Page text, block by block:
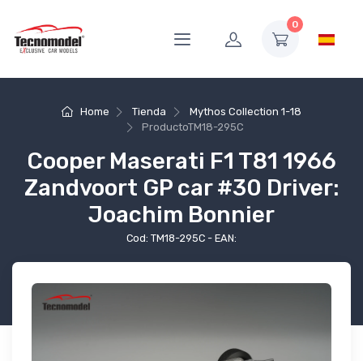
0
Home Tienda
Mythos Collection 1-18
ProductoTM18-295C
Cooper Maserati F1 T81 1966
Zandvoort GP car #30 Driver:
Joachim Bonnier
Cod: TM18-295C - EAN: